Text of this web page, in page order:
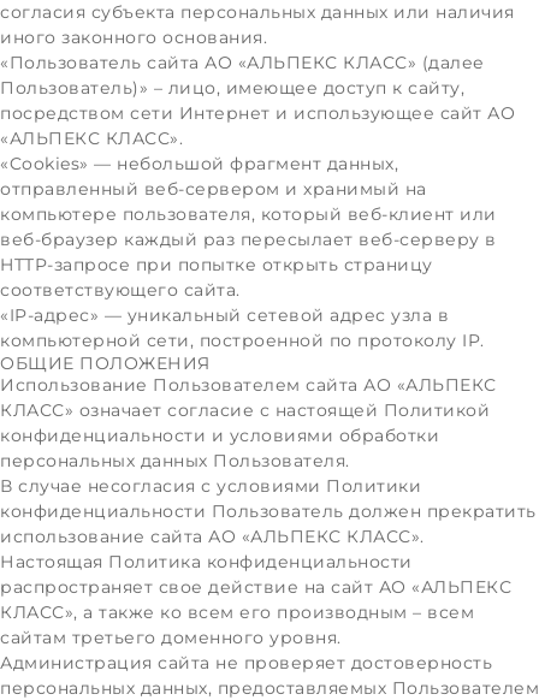
согласия субъекта персональных данных или наличия
иного законного основания.
«Пользователь сайта АО «АЛЬПЕКС КЛАСС» (далее
Пользователь)» – лицо, имеющее доступ к сайту,
посредством сети Интернет и использующее сайт АО
«АЛЬПЕКС КЛАСС».
«Cookies» — небольшой фрагмент данных,
отправленный веб-сервером и хранимый на
компьютере пользователя, который веб-клиент или
веб-браузер каждый раз пересылает веб-серверу в
HTTP-запросе при попытке открыть страницу
соответствующего сайта.
«IP-адрес» — уникальный сетевой адрес узла в
компьютерной сети, построенной по протоколу IP.
ОБЩИЕ ПОЛОЖЕНИЯ
Использование Пользователем сайта АО «АЛЬПЕКС
КЛАСС» означает согласие с настоящей Политикой
конфиденциальности и условиями обработки
персональных данных Пользователя.
В случае несогласия с условиями Политики
конфиденциальности Пользователь должен прекратить
использование сайта АО «АЛЬПЕКС КЛАСС».
Настоящая Политика конфиденциальности
распространяет свое действие на сайт АО «АЛЬПЕКС
КЛАСС», а также ко всем его производным – всем
сайтам третьего доменного уровня.
Администрация сайта не проверяет достоверность
персональных данных, предоставляемых Пользователем